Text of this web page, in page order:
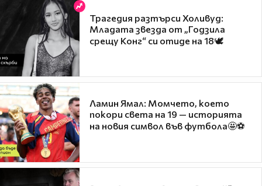
Трагедия разтърси Холивуд:
Младата звезда от „Годзила
срещу Конг“ си отиде на 18🕊️
Ламин Ямал: Момчето, което
покори света на 19 — историята
на новия символ във футбола🤩⚽